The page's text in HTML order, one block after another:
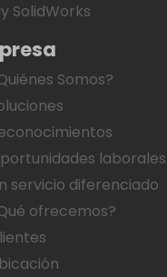
SolidWorks
Somos?
laborales
servicio diferenciado
ofrecemos?